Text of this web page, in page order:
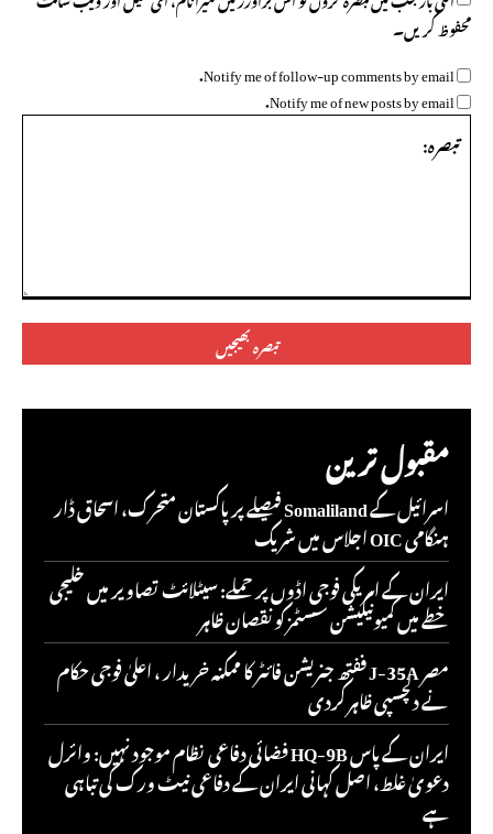
تبصرہ:
محفوظ کریں۔
Notify me of follow-up comments by email.
Notify me of new posts by email.
مقبول ترین
اسرائیل کے Somaliland فیصلے پر پاکستان متحرک، اسحاق ڈار
ہنگامی OIC اجلاس میں شریک
ایران کے امریکی فوجی اڈوں پر حملے: سیٹلائٹ تصاویر میں خلیجی
خطے میں کمیونیکیشن سسٹمز کو نقصان ظاہر
مصر J-35A ففتھ جنریشن فائٹر کا ممکنہ خریدار ، اعلیٰ فوجی حکام
نے دلچسپی ظاہر کردی
ایران کے پاس HQ-9B فضائی دفاعی نظام موجود نہیں: وائرل
دعویٰ غلط، اصل کہانی ایران کے دفاعی نیٹ ورک کی تباہی
ہے